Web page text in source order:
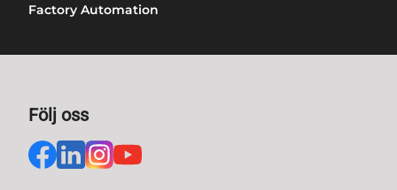
Factory Automation
Följ oss